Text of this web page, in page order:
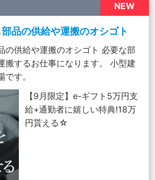
NEW
品の供給や運搬のオシゴト
の供給や運搬のオシゴト 必要な部
搬するお仕事になります。 小型建
す。
【9月限定】e-ギフト5万円支
給+通勤者に嬉しい特典!18万
円貰える☆